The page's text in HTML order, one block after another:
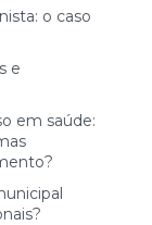
o caso
e
em saúde: